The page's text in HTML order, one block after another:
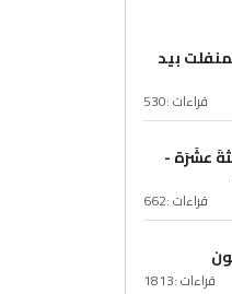
بيد
قراءات :530
عشَرَة -
قراءات :662
قراءات :1813